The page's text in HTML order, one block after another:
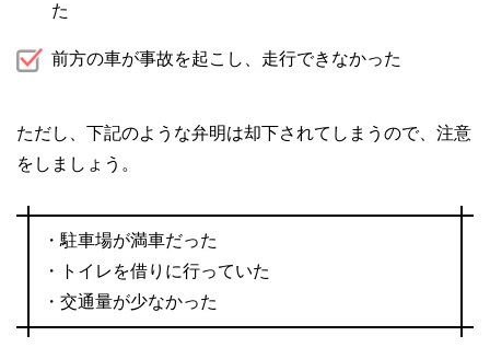
た
前方の車が事故を起こし、走行できなかった
ただし、下記のような弁明は却下されてしまうので、注意
をしましょう。
・駐車場が満車だった
・トイレを借りに行っていた
・交通量が少なかった